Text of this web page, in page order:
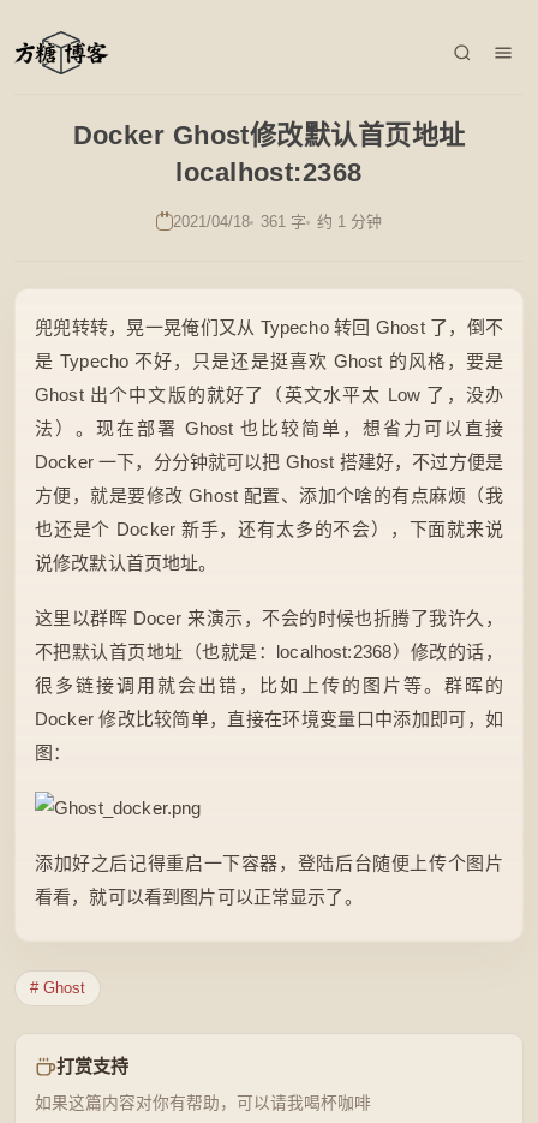
Docker Ghost修改默认首页地址
localhost:2368
2021/04/18 361 字 约 1 分钟
兜兜转转，晃一晃俺们又从 Typecho 转回 Ghost 了，倒不
是 Typecho 不好，只是还是挺喜欢 Ghost 的风格，要是
Ghost 出个中文版的就好了（英文水平太 Low 了，没办
法）。现在部署 Ghost 也比较简单，想省力可以直接
Docker 一下，分分钟就可以把 Ghost 搭建好，不过方便是
方便，就是要修改 Ghost 配置、添加个啥的有点麻烦（我
也还是个 Docker 新手，还有太多的不会），下面就来说
说修改默认首页地址。
这里以群晖 Docer 来演示，不会的时候也折腾了我许久，
不把默认首页地址（也就是：localhost:2368）修改的话，
很多链接调用就会出错，比如上传的图片等。群晖的
Docker 修改比较简单，直接在环境变量口中添加即可，如
图：
添加好之后记得重启一下容器，登陆后台随便上传个图片
看看，就可以看到图片可以正常显示了。
# Ghost
打赏支持
如果这篇内容对你有帮助，可以请我喝杯咖啡